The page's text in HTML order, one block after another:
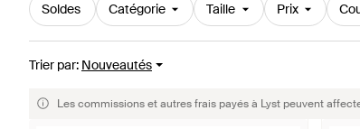
Soldes Catégorie Taille Prix
Trier par: Nouveautés
Les commissions et autres frais payés à Lyst peuvent